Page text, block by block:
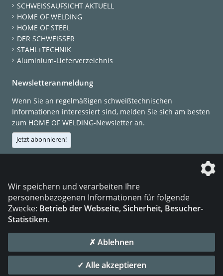
SCHWEISSAUFSICHT AKTUELL
HOME OF WELDING
HOME OF STEEL
DER SCHWEISSER
STAHL+TECHNIK
Aluminium-Lieferverzeichnis
Newsletteranmeldung
Wenn Sie an regelmäßigen schweißtechnischen
Informationen interessiert sind, melden Sie sich am besten
zum HOME OF WELDING-Newsletter an.
Jetzt abonnieren!
Die DVS Media GmbH ist ein Unternehmen der
© 2026 DVS Media GmbH
Datenschutzeinstellungen
Wir speichern und verarbeiten Ihre
personenbezogenen Informationen für folgende
Zwecke: Betrieb der Webseite, Sicherheit, Besucher-
Statistiken.
✗ Ablehnen
✓ Alle akzeptieren